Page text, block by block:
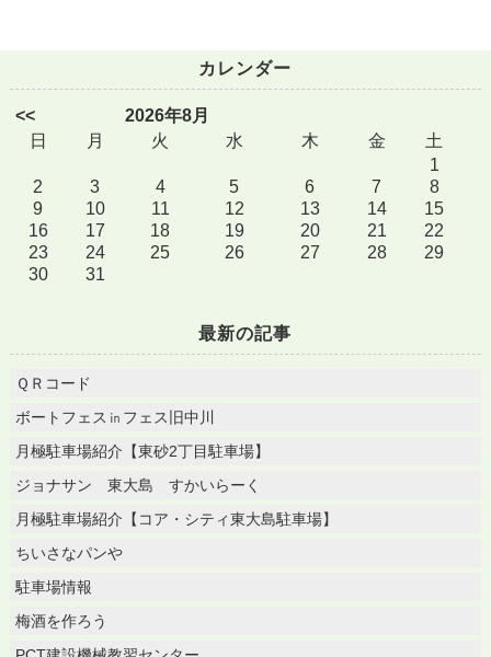
カレンダー
<<
2026年8月
日
月 火 水 木 金
土
1
2
3 4 5 6 7
8
9
10 11 12 13 14
15
16
17 18 19 20 21
22
23
24 25 26 27 28
29
30
31
最新の記事
ＱＲコード
ボートフェス㏌フェス旧中川
月極駐車場紹介【東砂2丁目駐車場】
ジョナサン 東大島 すかいらーく
月極駐車場紹介【コア・シティ東大島駐車場】
ちいさなパンや
駐車場情報
梅酒を作ろう